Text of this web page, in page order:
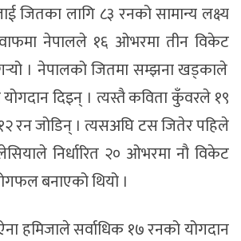
जितका लागि ८३ रनकोसामान्य लक्ष्य
नेपालले १६ ओभरमातीन विकेट
। नेपालको जितमा सम्झना खड्काले
योगदान दिइन् । त्यस्तै कविता कुँवरले १९
रनजोडिन् । त्यसअघिटसजितेर पहिले
निर्धारित २० ओभरमा नौ विकेट
बनाएको थियो ।
हमिजाले सर्वाधिक १७ रनको योगदान